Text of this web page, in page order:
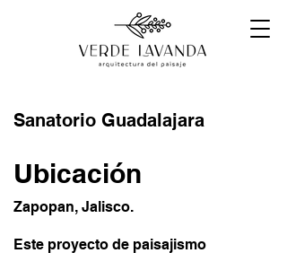
Sanatorio Guadalajara
Ubicación
Zapopan, Jalisco.
Este proyecto de paisajismo